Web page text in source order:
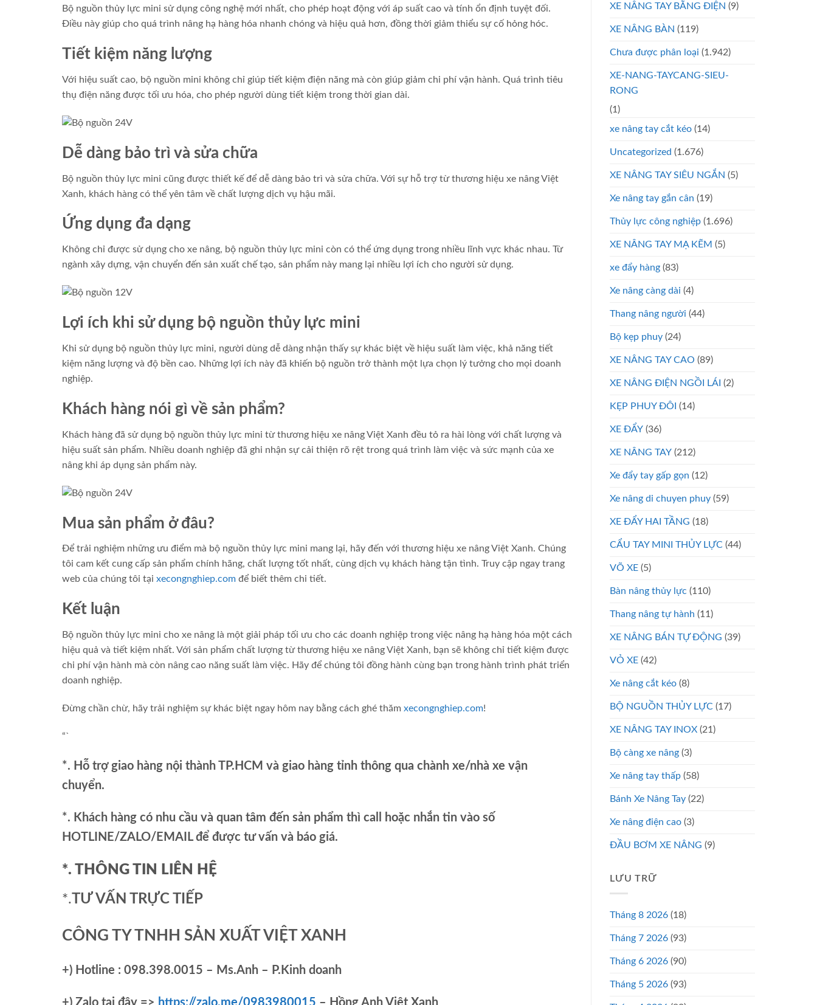
Bộ nguồn thủy lực mini sử dụng công nghệ mới nhất, cho phép hoạt động với áp suất cao và tính ổn định tuyệt đối.
Điều này giúp cho quá trình nâng hạ hàng hóa nhanh chóng và hiệu quả hơn, đồng thời giảm thiểu sự cố hỏng hóc.
Tiết kiệm năng lượng
Với hiệu suất cao, bộ nguồn mini không chỉ giúp tiết kiệm điện năng mà còn giúp giảm chi phí vận hành. Quá trình tiêu
thụ điện năng được tối ưu hóa, cho phép người dùng tiết kiệm trong thời gian dài.
Dễ dàng bảo trì và sửa chữa
Bộ nguồn thủy lực mini cũng được thiết kế để dễ dàng bảo trì và sửa chữa. Với sự hỗ trợ từ thương hiệu xe nâng Việt
Xanh, khách hàng có thể yên tâm về chất lượng dịch vụ hậu mãi.
Ứng dụng đa dạng
Không chỉ được sử dụng cho xe nâng, bộ nguồn thủy lực mini còn có thể ứng dụng trong nhiều lĩnh vực khác nhau. Từ
ngành xây dựng, vận chuyển đến sản xuất chế tạo, sản phẩm này mang lại nhiều lợi ích cho người sử dụng.
Lợi ích khi sử dụng bộ nguồn thủy lực mini
Khi sử dụng bộ nguồn thủy lực mini, người dùng dễ dàng nhận thấy sự khác biệt về hiệu suất làm việc, khả năng tiết
kiệm năng lượng và độ bền cao. Những lợi ích này đã khiến bộ nguồn trở thành một lựa chọn lý tưởng cho mọi doanh
nghiệp.
Khách hàng nói gì về sản phẩm?
Khách hàng đã sử dụng bộ nguồn thủy lực mini từ thương hiệu xe nâng Việt Xanh đều tỏ ra hài lòng với chất lượng và
hiệu suất sản phẩm. Nhiều doanh nghiệp đã ghi nhận sự cải thiện rõ rệt trong quá trình làm việc và sức mạnh của xe
nâng khi áp dụng sản phẩm này.
Mua sản phẩm ở đâu?
Để trải nghiệm những ưu điểm mà bộ nguồn thủy lực mini mang lại, hãy đến với thương hiệu xe nâng Việt Xanh. Chúng
tôi cam kết cung cấp sản phẩm chính hãng, chất lượng tốt nhất, cùng dịch vụ khách hàng tận tình. Truy cập ngay trang
web của chúng tôi tại xecongnghiep.com để biết thêm chi tiết.
Kết luận
Bộ nguồn thủy lực mini cho xe nâng là một giải pháp tối ưu cho các doanh nghiệp trong việc nâng hạ hàng hóa một cách
hiệu quả và tiết kiệm nhất. Với sản phẩm chất lượng từ thương hiệu xe nâng Việt Xanh, bạn sẽ không chỉ tiết kiệm được
chi phí vận hành mà còn nâng cao năng suất làm việc. Hãy để chúng tôi đồng hành cùng bạn trong hành trình phát triển
doanh nghiệp.
Đừng chần chừ, hãy trải nghiệm sự khác biệt ngay hôm nay bằng cách ghé thăm xecongnghiep.com!
“`
*. Hỗ trợ giao hàng nội thành TP.HCM và giao hàng tỉnh thông qua chành xe/nhà xe vận
chuyển.
*. Khách hàng có nhu cầu và quan tâm đến sản phẩm thì call hoặc nhắn tin vào số
HOTLINE/ZALO/EMAIL để được tư vấn và báo giá.
*. THÔNG TIN LIÊN HỆ
*.TƯ VẤN TRỰC TIẾP
CÔNG TY TNHH SẢN XUẤT VIỆT XANH
+) Hotline : 098.398.0015 – Ms.Anh – P.Kinh doanh
XE NÂNG TAY BẰNG ĐIỆN (9)
XE NÂNG BÀN (119)
Chưa được phân loại (1.942)
XE-NANG-TAYCANG-SIEU-
RONG
(1)
xe nâng tay cắt kéo (14)
Uncategorized (1.676)
XE NÂNG TAY SIÊU NGẮN (5)
Xe nâng tay gắn cân (19)
Thủy lực công nghiệp (1.696)
XE NÂNG TAY MẠ KẼM (5)
xe đẩy hàng (83)
Xe nâng càng dài (4)
Thang nâng người (44)
Bộ kẹp phuy (24)
XE NÂNG TAY CAO (89)
XE NÂNG ĐIỆN NGỒI LÁI (2)
KẸP PHUY ĐÔI (14)
XE ĐẨY (36)
XE NÂNG TAY (212)
Xe đẩy tay gấp gọn (12)
Xe nâng di chuyen phuy (59)
XE ĐẨY HAI TẦNG (18)
CẨU TAY MINI THỦY LỰC (44)
VÕ XE (5)
Bàn nâng thủy lực (110)
Thang nâng tự hành (11)
XE NÂNG BÁN TỰ ĐỘNG (39)
VỎ XE (42)
Xe nâng cắt kéo (8)
BỘ NGUỒN THỦY LỰC (17)
XE NÂNG TAY INOX (21)
Bộ càng xe nâng (3)
Xe nâng tay thấp (58)
Bánh Xe Nâng Tay (22)
Xe nâng điện cao (3)
ĐẦU BƠM XE NÂNG (9)
LƯU TRỮ
Tháng 8 2026 (18)
Tháng 7 2026 (93)
Tháng 6 2026 (90)
Tháng 5 2026 (93)